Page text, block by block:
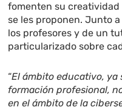
fomenten su
se les proponen. Junto
los profesores y de un
particularizado sobre
“El ámbito educativo, ya
formación profesional,
en el ámbito de la